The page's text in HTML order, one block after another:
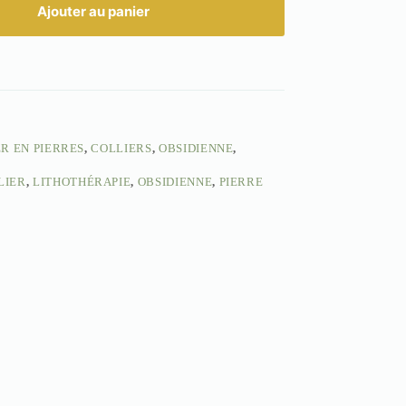
Ajouter au panier
EN PIERRES,COLLIERS, OBSIDIENNE,
, LITHOTHÉRAPIE, OBSIDIENNE, PIERRE